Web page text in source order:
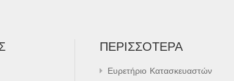
ΠΕΡΙΣΣΌΤΕΡΑ
Ευρετήριο Κατασκευαστών